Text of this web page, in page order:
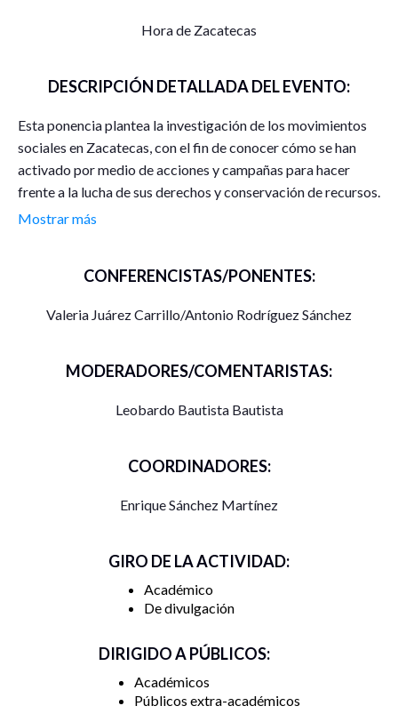
Hora de Zacatecas
DESCRIPCIÓN DETALLADA DEL EVENTO:
Esta ponencia plantea la investigación de los movimientos
sociales en Zacatecas, con el fin de conocer cómo se han
activado por medio de acciones y campañas para hacer
frente a la lucha de sus derechos y conservación de recursos.
Se busca dar a conocer la preocupación de la ciudadanía y
y les trae atropellos y cambios en el medio ambiente y
vuelven parte de una lucha por el control de sus derechos
Mostrar más
CONFERENCISTAS/PONENTES:
Valeria Juárez Carrillo/Antonio Rodríguez Sánchez
MODERADORES/COMENTARISTAS:
Leobardo Bautista Bautista
COORDINADORES:
Enrique Sánchez Martínez
GIRO DE LA ACTIVIDAD:
Académico
De divulgación
DIRIGIDO A PÚBLICOS:
Académicos
Públicos extra-académicos